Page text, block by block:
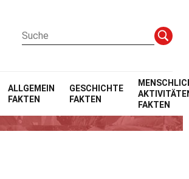
ALLGEMEIN
FAKTEN
GESCHICHTE
FAKTEN
FAKTEN